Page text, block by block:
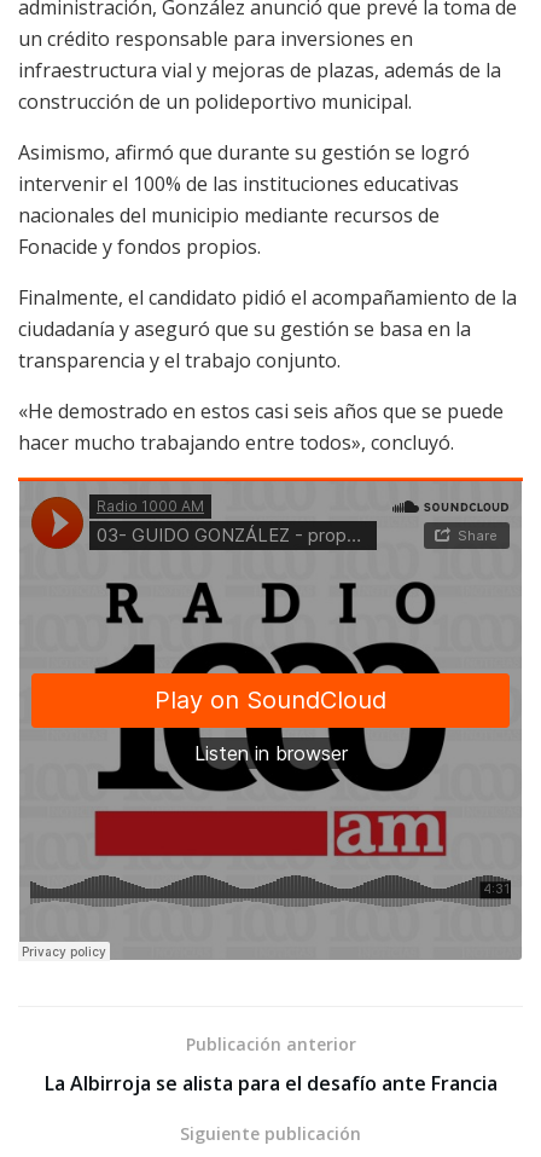
administración, González anunció que prevé la toma de
un crédito responsable para inversiones en
infraestructura vial y mejoras de plazas, además de la
construcción de un polideportivo municipal.
Asimismo, afirmó que durante su gestión se logró
intervenir el 100% de las instituciones educativas
nacionales del municipio mediante recursos de
Fonacide y fondos propios.
Finalmente, el candidato pidió el acompañamiento de la
ciudadanía y aseguró que su gestión se basa en la
transparencia y el trabajo conjunto.
«He demostrado en estos casi seis años que se puede
hacer mucho trabajando entre todos», concluyó.
Publicación anterior
La Albirroja se alista para el desafío ante Francia
Siguiente publicación